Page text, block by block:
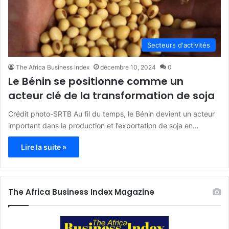
Secteurs d'activités
The Africa Business Index décembre 10, 2024 0
Le Bénin se positionne comme un
acteur clé de la transformation de soja
Crédit photo-SRTB Au fil du temps, le Bénin devient un acteur
important dans la production et l’exportation de soja en…
Lire la suite »
The Africa Business Index Magazine